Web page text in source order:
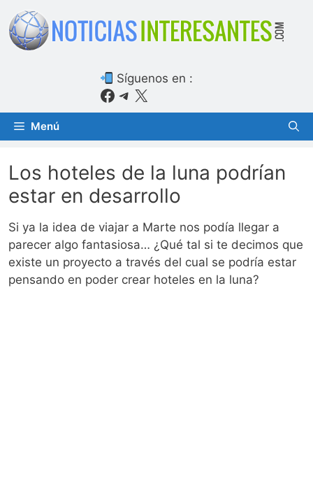
Saltar
contenido
Síguenos en :
Facebook
Telegram
X
Menú
Los hoteles de la luna podrían
estar en desarrollo
Si ya la idea de viajar a Marte nos podía llegar a
parecer algo fantasiosa… ¿Qué tal si te decimos que
existe un proyecto a través del cual se podría estar
pensando en poder crear hoteles en la luna?